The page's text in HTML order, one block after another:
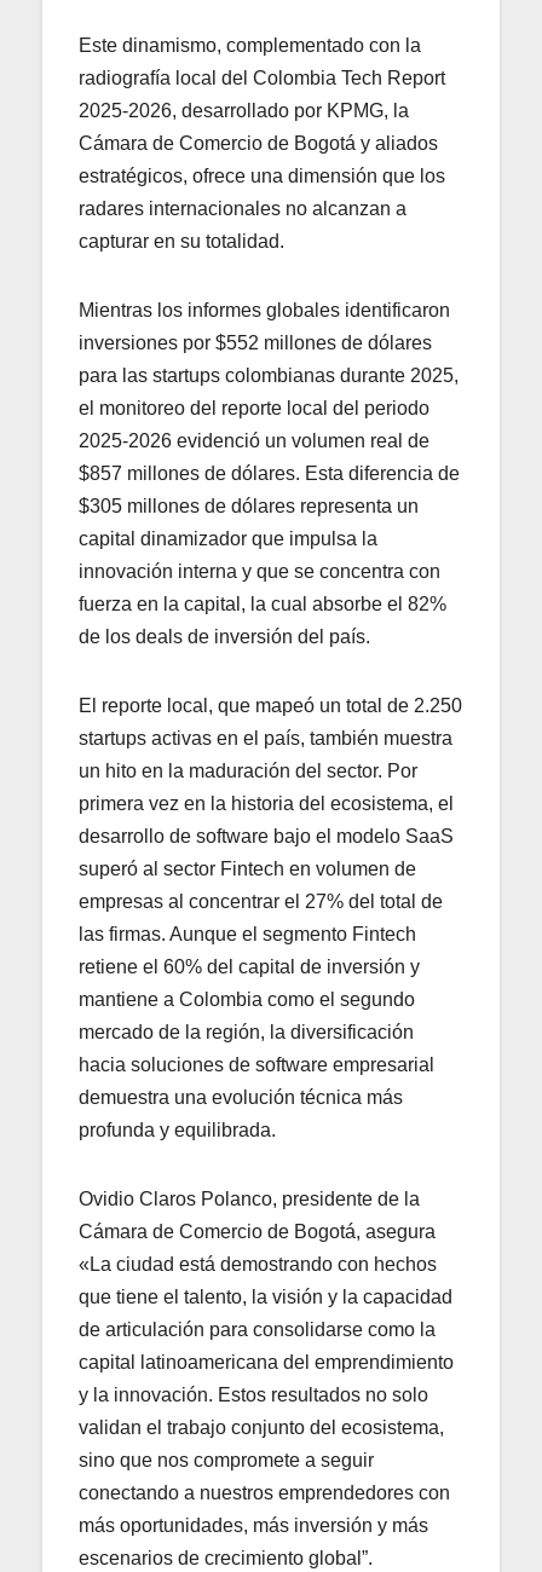
Este dinamismo, complementado con la
radiografía local del Colombia Tech Report
2025-2026, desarrollado por KPMG, la
Cámara de Comercio de Bogotá y aliados
estratégicos, ofrece una dimensión que los
radares internacionales no alcanzan a
capturar en su totalidad.
Mientras los informes globales identificaron
inversiones por $552 millones de dólares
para las startups colombianas durante 2025,
el monitoreo del reporte local del periodo
2025-2026 evidenció un volumen real de
$857 millones de dólares. Esta diferencia de
$305 millones de dólares representa un
capital dinamizador que impulsa la
innovación interna y que se concentra con
fuerza en la capital, la cual absorbe el 82%
de los deals de inversión del país.
El reporte local, que mapeó un total de 2.250
startups activas en el país, también muestra
un hito en la maduración del sector. Por
primera vez en la historia del ecosistema, el
desarrollo de software bajo el modelo SaaS
superó al sector Fintech en volumen de
empresas al concentrar el 27% del total de
las firmas. Aunque el segmento Fintech
retiene el 60% del capital de inversión y
mantiene a Colombia como el segundo
mercado de la región, la diversificación
hacia soluciones de software empresarial
demuestra una evolución técnica más
profunda y equilibrada.
Ovidio Claros Polanco, presidente de la
Cámara de Comercio de Bogotá, asegura
«La ciudad está demostrando con hechos
que tiene el talento, la visión y la capacidad
de articulación para consolidarse como la
capital latinoamericana del emprendimiento
y la innovación. Estos resultados no solo
validan el trabajo conjunto del ecosistema,
sino que nos compromete a seguir
conectando a nuestros emprendedores con
más oportunidades, más inversión y más
escenarios de crecimiento global”.